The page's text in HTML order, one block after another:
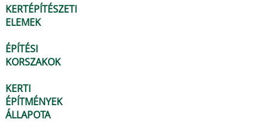
KERTÉPÍTÉSZETI
ELEMEK
ÉPÍTÉSI
KORSZAKOK
KERTI
ÉPÍTMÉNYEK
ÁLLAPOTA